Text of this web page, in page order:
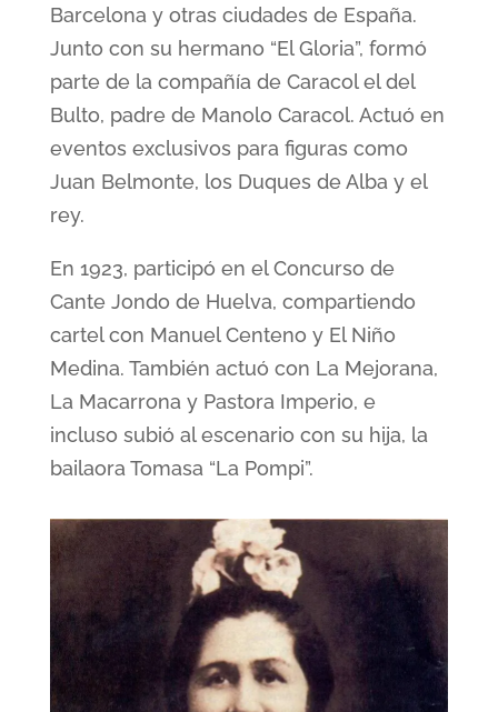
Barcelona y otras ciudades de España.
Junto con su hermano “El Gloria”, formó
parte de la compañía de Caracol el del
Bulto, padre de Manolo Caracol. Actuó en
eventos exclusivos para figuras como
Juan Belmonte, los Duques de Alba y el
rey.
En 1923, participó en el Concurso de
Cante Jondo de Huelva, compartiendo
cartel con Manuel Centeno y El Niño
Medina. También actuó con La Mejorana,
La Macarrona y Pastora Imperio, e
incluso subió al escenario con su hija, la
bailaora Tomasa “La Pompi”.